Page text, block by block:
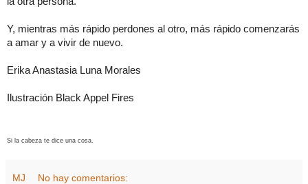
Y, mientras más rápido perdones al otro, más rápido comenzarás
a amar y a vivir de nuevo.
Erika Anastasia Luna Morales
Ilustración Black Appel Fires
Si la cabeza te dice una cosa.
MJ No hay comentarios: